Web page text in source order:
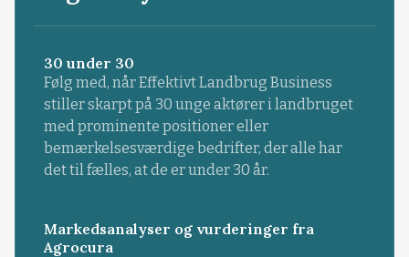
30 under 30
Følg med, når Effektivt Landbrug Business
stiller skarpt på 30 unge aktører i landbruget
med prominente positioner eller
bemærkelsesværdige bedrifter, der alle har
det til fælles, at de er under 30 år.
Markedsanalyser og vurderinger fra
Agrocura